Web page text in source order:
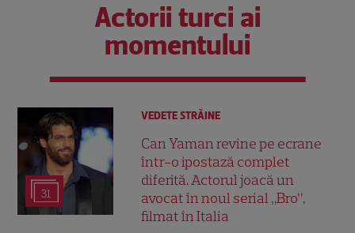
Actorii turci ai
momentului
31
VEDETE STRĂINE
Can Yaman revine pe ecrane
într-o ipostază complet
diferită. Actorul joacă un
avocat în noul serial „Bro”,
filmat în Italia